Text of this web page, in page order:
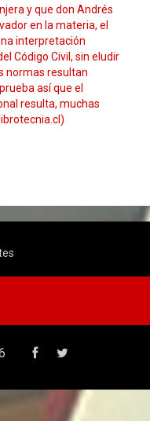
y que don Andrés
en la materia, el
interpretación
Código Civil, sin eludir
normas resultan
así que el
resulta, muchas